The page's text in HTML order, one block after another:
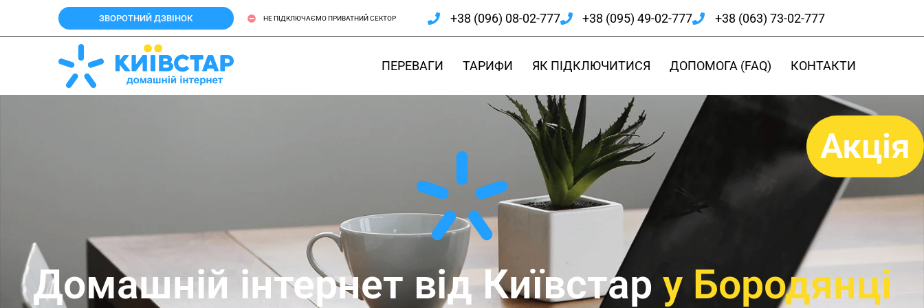
ЗВОРОТНИЙ ДЗВІНОК НЕ ПІДКЛЮЧАЄМО ПРИВАТНИЙ СЕКТОР +38 (096) 08-02-777 +38 (095) 49-02-777 +38 (063) 73-02-777
ПЕРЕВАГИ ТАРИФИ ЯК ПІДКЛЮЧИТИСЯ ДОПОМОГА (FAQ) КОНТАКТИ
Акція
Домашній інтернет від Київстар у Бородянці